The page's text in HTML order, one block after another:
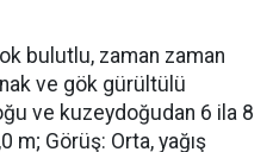
bulutlu, zaman zaman
ve gök gürültülü
ve kuzeydoğudan 6 ila 8
m; Görüş: Orta, yağış